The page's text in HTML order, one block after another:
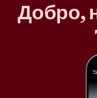
Добро,